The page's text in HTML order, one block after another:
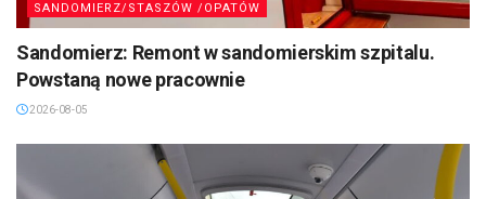
SANDOMIERZ/STASZÓW /OPATÓW
Sandomierz: Remont w sandomierskim szpitalu.
Powstaną nowe pracownie
2026-08-05